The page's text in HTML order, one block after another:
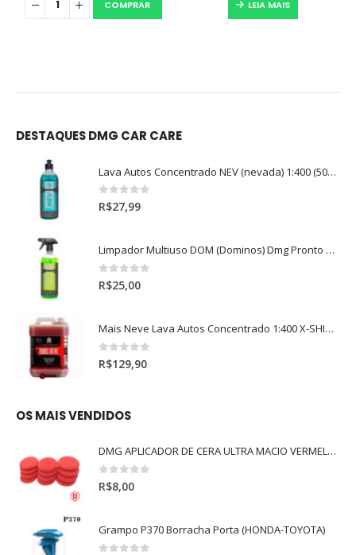
COMPRAR LEIA MAIS
DESTAQUES DMG CAR CARE
Lava Autos Concentrado NEV (nevada) 1:400 (500ml)
0out of 5
R$27,99
Limpador Multiuso DOM (Dominos) Dmg Pronto P/Uso (500ml)
0out of 5
R$25,00
Mais Neve Lava Autos Concentrado 1:400 X-SHINE 5Litros
0out of 5
R$129,90
OS MAIS VENDIDOS
DMG APLICADOR DE CERA ULTRA MACIO VERMELHO l
0out of 5
R$8,00
Grampo P370 Borracha Porta (HONDA-TOYOTA)